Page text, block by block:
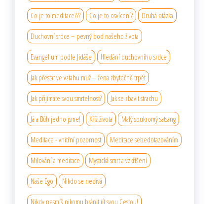
Co je to meditace??? Co je to osvícení? Druhá otázka
Duchovní srdce – pevný bod našeho života
Evangelium podle Jidáše Hledání duchovního srdce
Jak přestat ve vztahu muž – žena zbytečně trpět
Jak přijímáte svou smrtelnost? Jak se zbavit strachu
Já a Bůh jedno jsme! Kříž života Malý soukromý satsang
Meditace - vnitřní pozornost Meditace sebedotazováním
Milování a meditace Mystická smrt a vzkříšení
Naše Ego Nikdo se nedívá
Nikdy nesmíš nikomu bránit jít svou Cestou!